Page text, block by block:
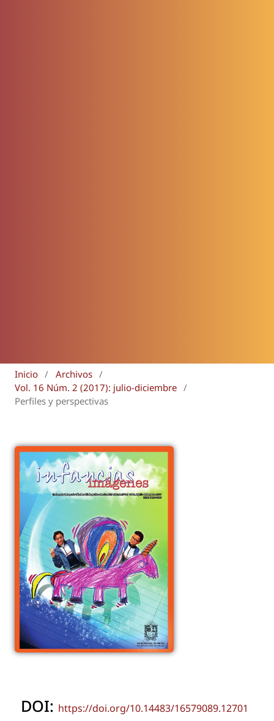
Inicio / Archivos /
Vol. 16 Núm. 2 (2017): julio-diciembre /
Perfiles y perspectivas
DOI: https://doi.org/10.14483/16579089.12701